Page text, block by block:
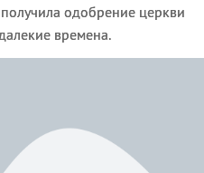
одобрение церкви
времена.